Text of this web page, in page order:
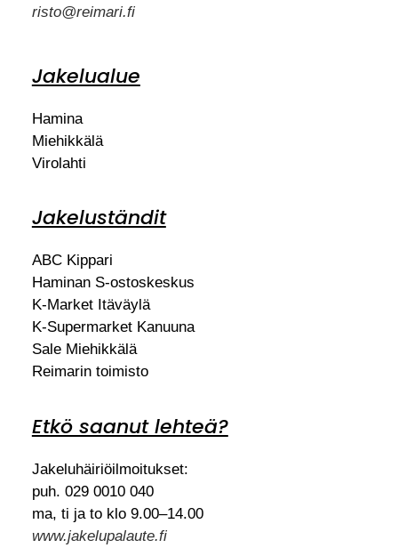
risto@reimari.fi
Jakelualue
Hamina
Miehikkälä
Virolahti
Jakeluständit
ABC Kippari
Haminan S-ostoskeskus
K-Market Itäväylä
K-Supermarket Kanuuna
Sale Miehikkälä
Reimarin toimisto
Etkö saanut lehteä?
Jakeluhäiriöilmoitukset:
puh. 029 0010 040
ma, ti ja to klo 9.00–14.00
www.jakelupalaute.fi